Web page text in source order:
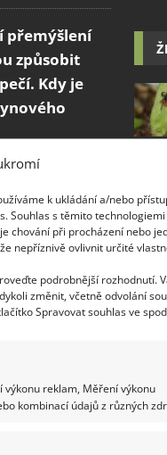
k ukládání a/nebo
Souhlas s těmito
chování při procházení nebo
nepříznivě ovlivnit určité
podrobnější rozhodnutí.
změnit, včetně odvolání
Spravovat souhlas ve
reklam, Měření výkonu
kombinací údajů z různých
přemýšlení
způsobit
Kdy je
rok
Zpravidla
se spalinové
kotle tak
úpravy na
je všechno